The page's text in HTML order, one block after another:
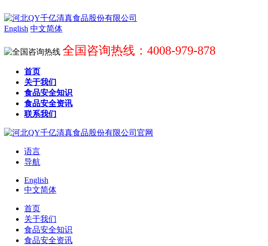
English 中文简体
全国咨询热线：4008-979-878
首页
关于我们
食品安全知识
食品安全资讯
联系我们
语言
导航
English
中文简体
首页
关于我们
食品安全知识
食品安全资讯